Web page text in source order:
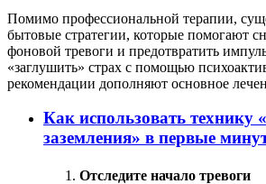
Помимо профессиональной терапии,
бытовые стратегии, которые помогают
фоновой тревоги и предотвратить
«заглушить» страх с помощью
рекомендации дополняют основное
Как использовать технику
заземления» в первые
Отследите начало тревоги